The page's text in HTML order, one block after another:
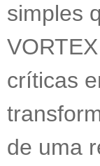
simples
críticas
de uma